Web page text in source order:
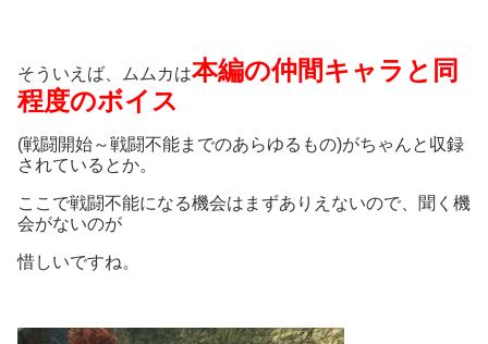
そういえば、ムムカは本編の仲間キャラと同
程度のボイス
(戦闘開始～戦闘不能までのあらゆるもの)がちゃんと収録
されているとか。
ここで戦闘不能になる機会はまずありえないので、聞く機
会がないのが
惜しいですね。